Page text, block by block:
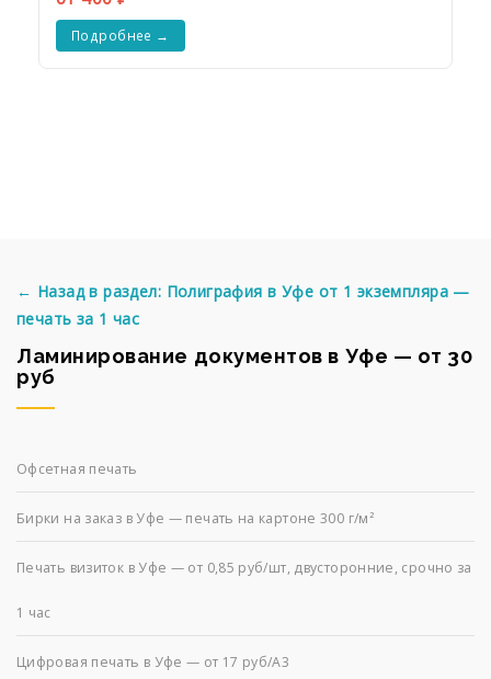
Подробнее →
← Назад в раздел: Полиграфия в Уфе от 1 экземпляра —
печать за 1 час
Ламинирование документов в Уфе — от 30
руб
Офсетная печать
Бирки на заказ в Уфе — печать на картоне 300 г/м²
Печать визиток в Уфе — от 0,85 руб/шт, двусторонние, срочно за
1 час
Цифровая печать в Уфе — от 17 руб/А3